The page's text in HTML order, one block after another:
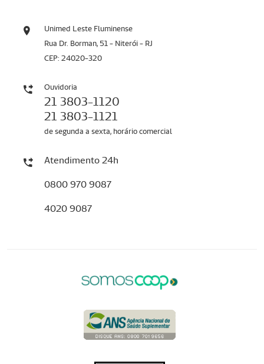
Unimed Leste Fluminense
Rua Dr. Borman, 51 - Niterói - RJ
CEP: 24020-320
Ouvidoria
21 3803-1120
21 3803-1121
de segunda a sexta, horário comercial
Atendimento 24h
0800 970 9087
4020 9087